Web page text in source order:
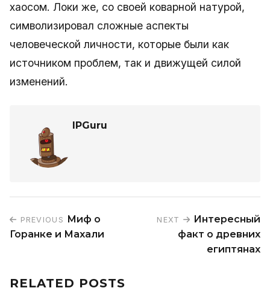
хаосом. Локи же, со своей коварной натурой,
символизировал сложные аспекты
человеческой личности, которые были как
источником проблем, так и движущей силой
изменений.
IPGuru
PREVIOUS Миф о
Горанке и Махали
NEXT
Интересный
факт о древних
египтянах
RELATED POSTS